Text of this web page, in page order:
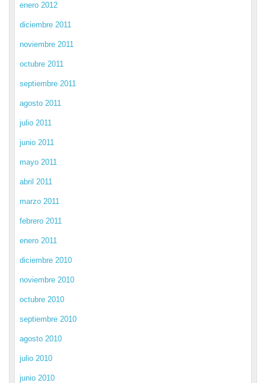
enero 2012
diciembre 2011
noviembre 2011
octubre 2011
septiembre 2011
agosto 2011
julio 2011
junio 2011
mayo 2011
abril 2011
marzo 2011
febrero 2011
enero 2011
diciembre 2010
noviembre 2010
octubre 2010
septiembre 2010
agosto 2010
julio 2010
junio 2010